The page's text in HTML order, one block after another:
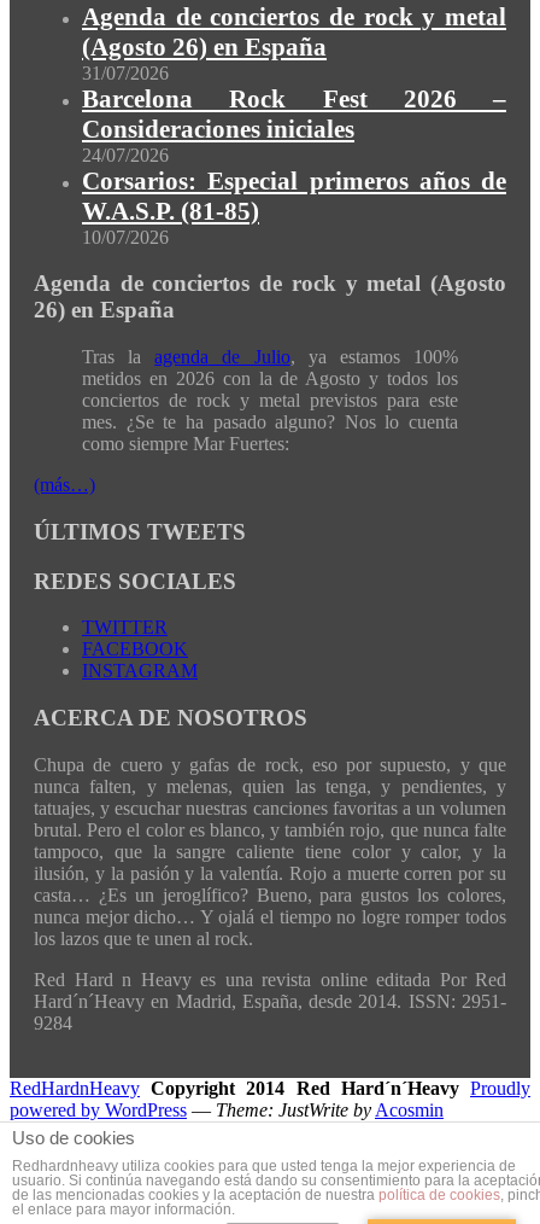
Agenda de conciertos de rock y metal
(Agosto 26) en España
31/07/2026
Barcelona Rock Fest 2026 –
Consideraciones iniciales
24/07/2026
Corsarios: Especial primeros años de
W.A.S.P. (81-85)
10/07/2026
Agenda de conciertos de rock y metal (Agosto
26) en España
Tras laagenda de Julio, ya estamos 100%
metidos en 2026 con la de Agosto y todos los
conciertos de rock y metal previstos para este
mes. ¿Se te ha pasado alguno? Nos lo cuenta
como siempre Mar Fuertes:
(más…)
ÚLTIMOS TWEETS
REDES SOCIALES
TWITTER
FACEBOOK
INSTAGRAM
ACERCA DE NOSOTROS
Chupa de cuero y gafas de rock, eso por supuesto, y que
nunca falten, y melenas, quien las tenga, y pendientes, y
tatuajes, y escuchar nuestras canciones favoritas a un volumen
brutal. Pero el color es blanco, y también rojo, que nunca falte
tampoco, que la sangre caliente tiene color y calor, y la
ilusión, y la pasión y la valentía. Rojo a muerte corren por su
casta… ¿Es un jeroglífico? Bueno, para gustos los colores,
nunca mejor dicho… Y ojalá el tiempo no logre romper todos
los lazos que te unen al rock.
Red Hard n Heavy es una revista online editada Por Red
Hard´n´Heavy en Madrid, España, desde 2014. ISSN: 2951-
9284
RedHardnHeavy Copyright 2014 Red Hard´n´Heavy Proudly
powered by WordPress — Theme: JustWrite by Acosmin
Uso de cookies
Redhardnheavy utiliza cookies para que usted tenga la mejor experiencia de
usuario. Si continúa navegando está dando su consentimiento para la
de las mencionadas cookies y la aceptación de nuestra política de cookies ,
el enlace para mayor información.